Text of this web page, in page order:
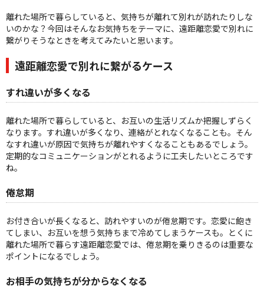
離れた場所で暮らしていると、気持ちが離れて別れが訪れたりしな
いのかな？今回はそんなお気持ちをテーマに、遠距離恋愛で別れに
繋がりそうなときを考えてみたいと思います。
遠距離恋愛で別れに繋がるケース
すれ違いが多くなる
離れた場所で暮らしていると、お互いの生活リズムか把握しずらく
なります。すれ違いが多くなり、連絡がとれなくなることも。そん
なすれ違いが原因で気持ちが離れやすくなることもあるでしょう。
定期的なコミュニケーションがとれるように工夫したいところです
ね。
倦怠期
お付き合いが長くなると、訪れやすいのが倦怠期です。恋愛に飽き
てしまい、お互いを想う気持ちまで冷めてしまうケースも。とくに
離れた場所で暮らす遠距離恋愛では、倦怠期を乗りきるのは重要な
ポイントになるでしょう。
お相手の気持ちが分からなくなる